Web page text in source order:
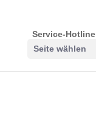
Service-Hotline
Seite wählen